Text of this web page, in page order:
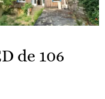
de 106